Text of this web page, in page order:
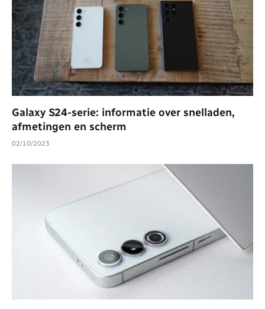
Galaxy S24-serie: informatie over snelladen,
afmetingen en scherm
02/10/2023